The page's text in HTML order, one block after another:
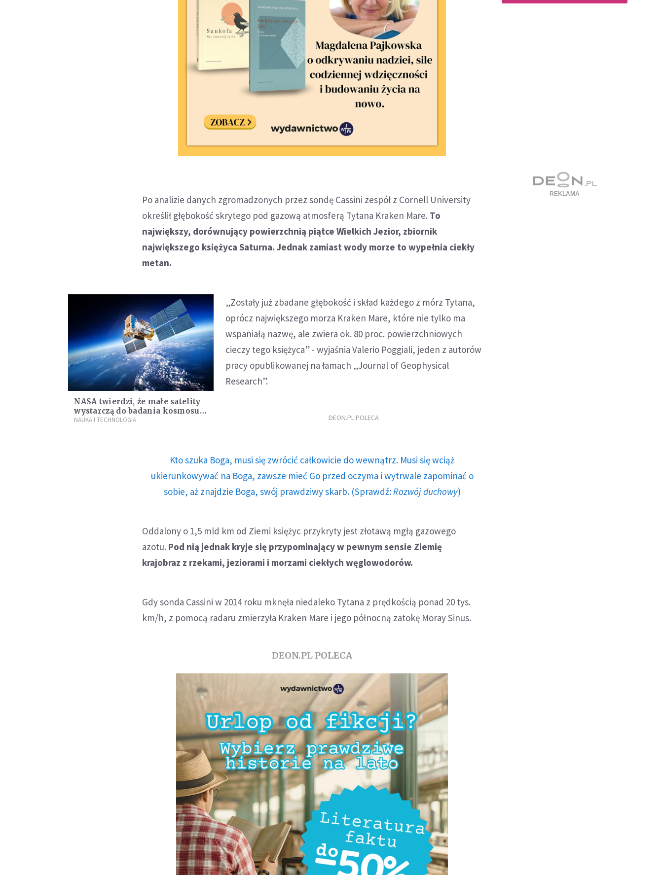
Po analizie danych zgromadzonych przez sondę Cassini zespół z Cornell University
określił głębokość skrytego pod gazową atmosferą Tytana Kraken Mare. To
największy, dorównujący powierzchnią piątce Wielkich Jezior, zbiornik
największego księżyca Saturna. Jednak zamiast wody morze to wypełnia ciekły
metan.
NASA twierdzi, że małe satelity
wystarczą do badania kosmosu.
Zaplanowała cztery takie misje
NAUKA I TECHNOLOGIA
„Zostały już zbadane głębokość i skład każdego z mórz Tytana,
oprócz największego morza Kraken Mare, które nie tylko ma
wspaniałą nazwę, ale zwiera ok. 80 proc. powierzchniowych
cieczy tego księżyca” - wyjaśnia Valerio Poggiali, jeden z autorów
pracy opublikowanej na łamach „Journal of Geophysical
Research”.
DEON.PL POLECA
Kto szuka Boga, musi się zwrócić całkowicie do wewnątrz. Musi się wciąż
ukierunkowywać na Boga, zawsze mieć Go przed oczyma i wytrwale zapominać o
sobie, aż znajdzie Boga, swój prawdziwy skarb. (Sprawdź: Rozwój duchowy)
Oddalony o 1,5 mld km od Ziemi księżyc przykryty jest złotawą mgłą gazowego
azotu. Pod nią jednak kryje się przypominający w pewnym sensie Ziemię
krajobraz z rzekami, jeziorami i morzami ciekłych węglowodorów.
Gdy sonda Cassini w 2014 roku mknęła niedaleko Tytana z prędkością ponad 20 tys.
km/h, z pomocą radaru zmierzyła Kraken Mare i jego północną zatokę Moray Sinus.
DEON.PL POLECA